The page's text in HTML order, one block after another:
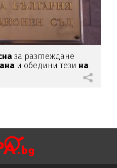
за разглеждане
и обедини тези на